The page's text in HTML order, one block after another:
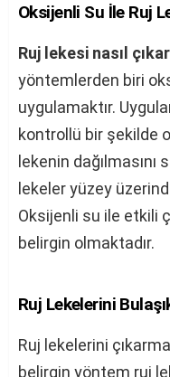
Oksijenli Su İle Ruj
Ruj lekesi nasıl
yöntemlerden biri
uygulamaktır.
kontrollü bir şekilde
lekenin
lekeler yüzey
Oksijenli su ile etkili
belirgin olmaktadır.
Ruj Lekelerini
Ruj lekelerini
belirgin yöntem ruj